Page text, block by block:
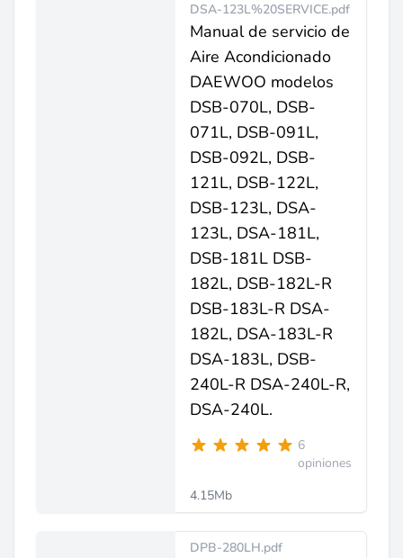
DSA-123L%20SERVICE.pdf
Manual de servicio de
Aire Acondicionado
DAEWOO modelos
DSB-070L, DSB-
071L, DSB-091L,
DSB-092L, DSB-
121L, DSB-122L,
DSB-123L, DSA-
123L, DSA-181L,
DSB-181L DSB-
182L, DSB-182L-R
DSB-183L-R DSA-
182L, DSA-183L-R
DSA-183L, DSB-
240L-R DSA-240L-R,
DSA-240L.
6
opiniones
4.15Mb
DPB-280LH.pdf